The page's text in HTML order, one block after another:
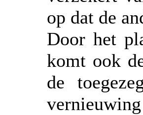
op dat de
Door het
komt ook
de